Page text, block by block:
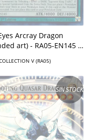
Arcray Dragon
art) - RA05-EN145 -
V (RA05)
SIN STOCK